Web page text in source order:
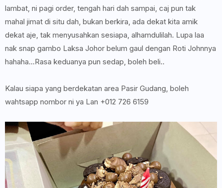
lambat, ni pagi order, tengah hari dah sampai, caj pun tak
mahal jimat di situ dah, bukan berkira, ada dekat kita amik
dekat aje, tak menyusahkan sesiapa, alhamdulilah. Lupa laa
nak snap gambo Laksa Johor belum gaul dengan Roti Johnnya
hahaha...Rasa keduanya pun sedap, boleh beli..
Kalau siapa yang berdekatan area Pasir Gudang, boleh
wahtsapp nombor ni ya Lan +012 726 6159